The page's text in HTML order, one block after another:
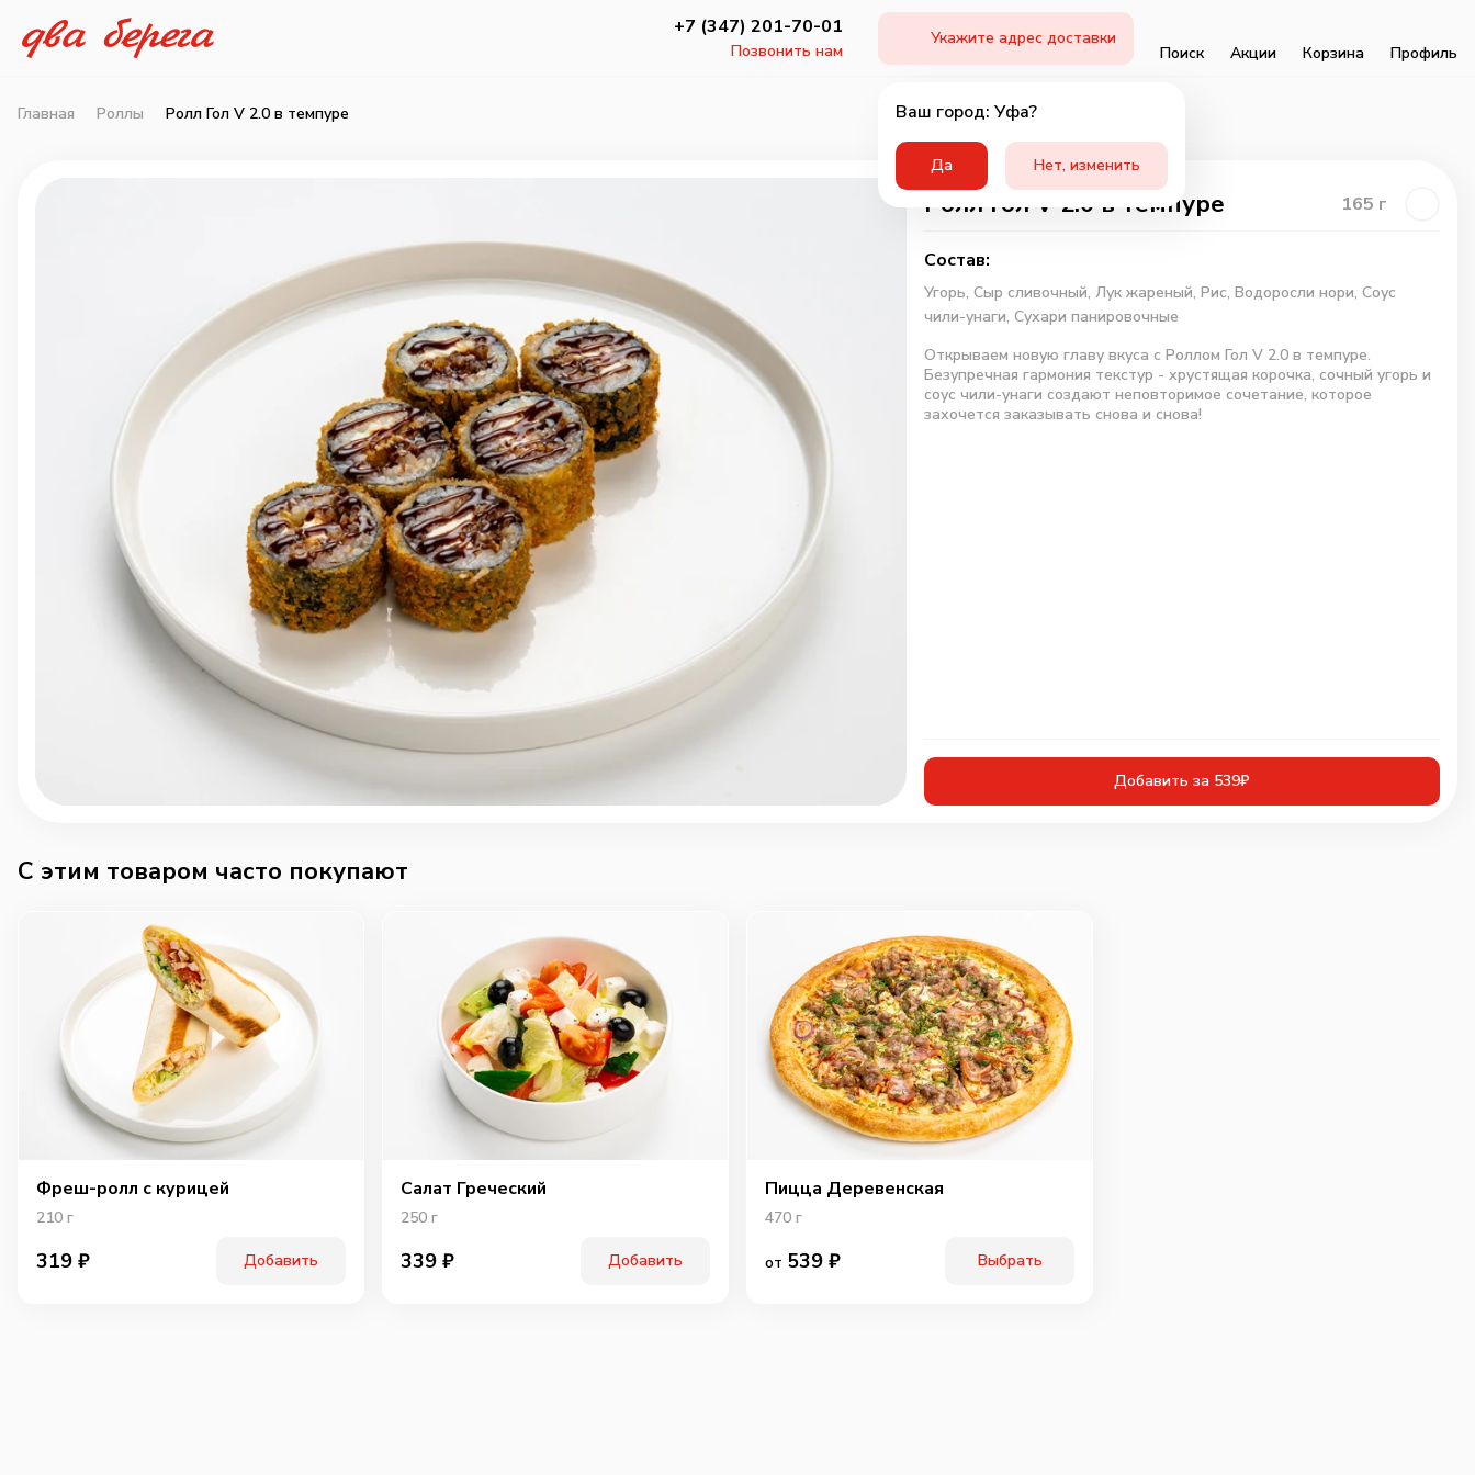
+7 (347) 201-70-01
Позвонить нам
Укажите адрес доставки
Ваш город: Уфа?
Да Нет, изменить
Поиск Акции Корзина Профиль
Главная Роллы Ролл Гол V 2.0 в темпуре
Ролл Гол V 2.0 в темпуре 165 г
Состав:
Угорь, Сыр сливочный, Лук жареный, Рис, Водоросли нори, Соус
чили-унаги, Сухари панировочные
Открываем новую главу вкуса с Роллом Гол V 2.0 в темпуре.
Безупречная гармония текстур - хрустящая корочка, сочный угорь и
соус чили-унаги создают неповторимое сочетание, которое
захочется заказывать снова и снова!
Добавить за 539₽
C этим товаром часто покупают
Фреш-ролл с курицей
210 г
319 ₽ Добавить
Салат Греческий
250 г
339 ₽ Добавить
Пицца Деревенская
470 г
от 539 ₽ Выбрать